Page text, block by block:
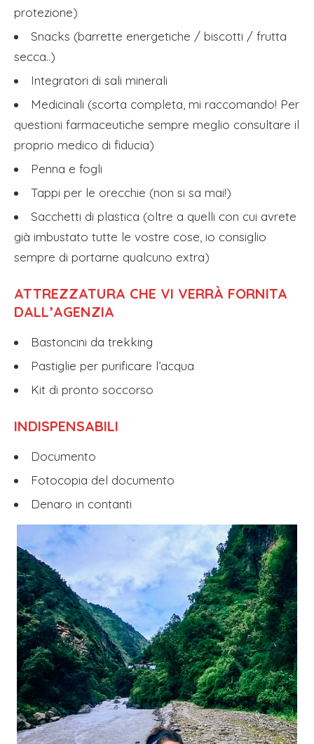
protezione)
Snacks (barrette energetiche / biscotti / frutta
secca..)
Integratori di sali minerali
Medicinali (scorta completa, mi raccomando! Per
questioni farmaceutiche sempre meglio consultare il
proprio medico di fiducia)
Penna e fogli
Tappi per le orecchie (non si sa mai!)
Sacchetti di plastica (oltre a quelli con cui avrete
già imbustato tutte le vostre cose, io consiglio
sempre di portarne qualcuno extra)
ATTREZZATURA CHE VI VERRÀ FORNITA
DALL’AGENZIA
Bastoncini da trekking
Pastiglie per purificare l’acqua
Kit di pronto soccorso
INDISPENSABILI
Documento
Fotocopia del documento
Denaro in contanti